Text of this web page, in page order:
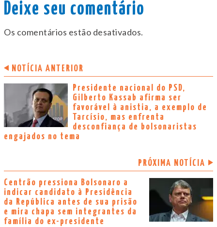
Deixe seu comentário
Os comentários estão desativados.
NOTÍCIA ANTERIOR
Presidente nacional do PSD,
Gilberto Kassab afirma ser
favorável à anistia, a exemplo de
Tarcísio, mas enfrenta
desconfiança de bolsonaristas
engajados no tema
PRÓXIMA NOTÍCIA
Centrão pressiona Bolsonaro a
indicar candidato à Presidência
da República antes de sua prisão
e mira chapa sem integrantes da
família do ex-presidente